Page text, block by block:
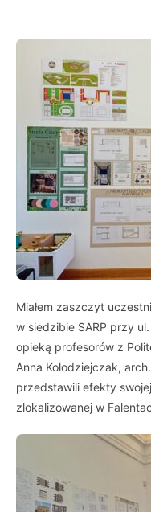
Miałem zaszczyt
w siedzibie SARP przy
opieką profesorów z
Anna Kołodziejczak,
przedstawili efekty
zlokalizowanej w